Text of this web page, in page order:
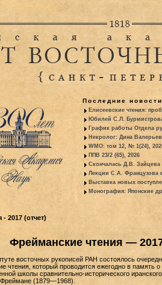
Последние новости
Елисеевские чтения:
Юбилей С.Л.
График работы Отдела
Некролог: Дина
WMO: том 12, № 1(24),
ППВ 23/2 (65), 2026
Скончалась Д.В. Зайцева
Лекции С.А. Французова
Выставка новых
Монография: Японские
2017 (отчет)
Фрейманские чтения —
восточных рукописей РАН состоялось
чтения, который проводится ежегодно в память
школы сравнительно-исторического
(1879—1968).